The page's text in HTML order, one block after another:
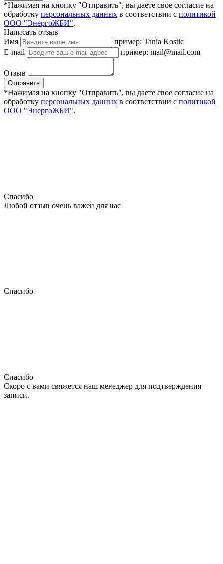
*Нажимая на кнопку "Отправить", вы даете свое согласие на
обработку персональных данных в соответствии с политикой
ООО "ЭнергоЖБИ".
Написать отзыв
Имя
пример: Tania Kostic
E-mail
пример: mail@mail.com
Отзыв
Отправить
*Нажимая на кнопку "Отправить", вы даете свое согласие на
обработку персональных данных в соответствии с политикой
ООО "ЭнергоЖБИ".
Спасибо
Любой отзыв очень важен для нас
Спасибо
Спасибо
Скоро с вами свяжется наш менеджер для подтверждения
записи.